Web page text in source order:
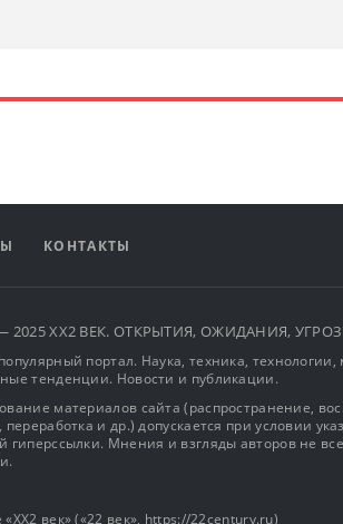
КОНТАКТЫ
2025 XX2 ВЕК. ОТКРЫТИЯ, ОЖИДАНИЯ,
портал. Наука, техника,
тенденции. Новости и публикации.
материалов сайта (распространение,
переработка и др.) допускается при условии
гиперссылки. Мнения и взгляды авторов не
век» («22 век», https://22century.ru)